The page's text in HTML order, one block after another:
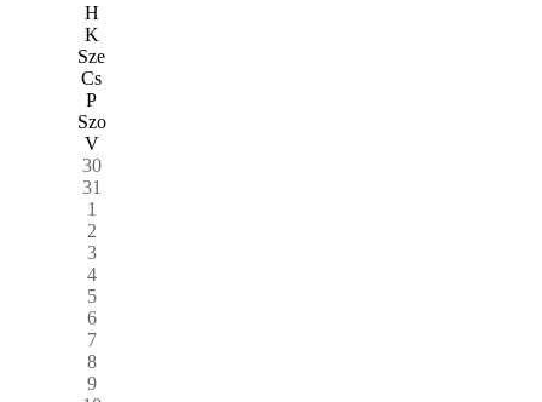
H
K
Sze
Cs
P
Szo
V
30
31
1
2
3
4
5
6
7
8
9